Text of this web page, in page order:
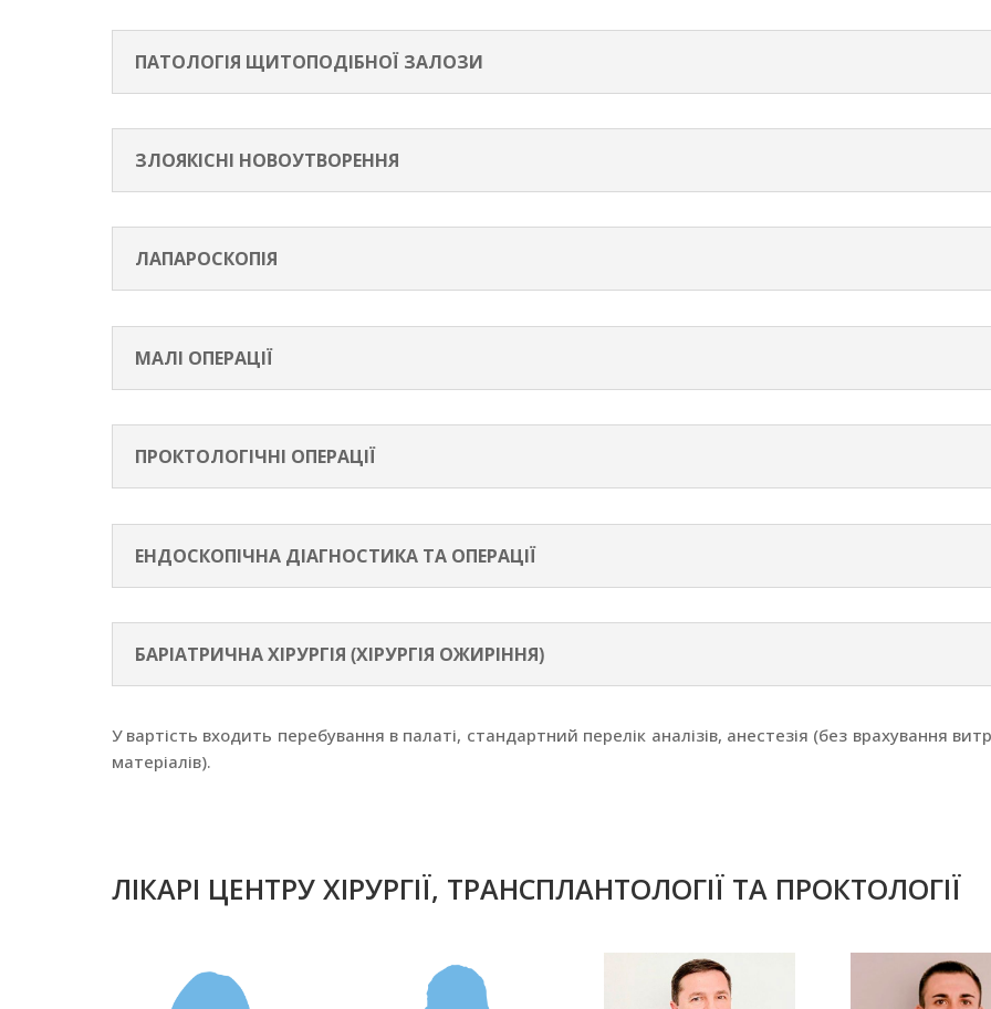
ПАТОЛОГІЯ ЩИТОПОДІБНОЇ ЗАЛОЗИ
ЗЛОЯКІСНІ НОВОУТВОРЕННЯ
ЛАПАРОСКОПІЯ
МАЛІ ОПЕРАЦІЇ
ПРОКТОЛОГІЧНІ ОПЕРАЦІЇ
ЕНДОСКОПІЧНА ДІАГНОСТИКА ТА ОПЕРАЦІЇ
БАРІАТРИЧНА ХІРУРГІЯ (ХІРУРГІЯ ОЖИРІННЯ)
У вартість входить перебування в палаті, стандартний перелік аналізів, анестезія (без врахування
матеріалів).
ЛІКАРІ ЦЕНТРУ ХІРУРГІЇ, ТРАНСПЛАНТОЛОГІЇ ТА ПРОКТОЛОГІЇ